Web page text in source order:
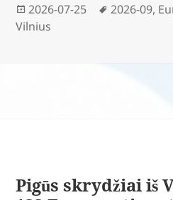
Paskelbta
2026-07-25 Žymos
2026-09,
Vilnius
Pigūs skrydžiai iš